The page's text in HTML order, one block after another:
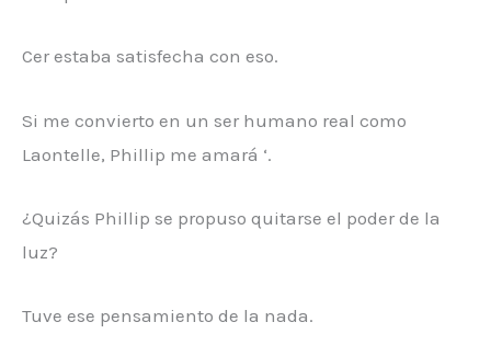
Cer estaba satisfecha con eso.
Si me convierto en un ser humano real como
Laontelle, Phillip me amará ‘.
¿Quizás Phillip se propuso quitarse el poder de la
luz?
Tuve ese pensamiento de la nada.